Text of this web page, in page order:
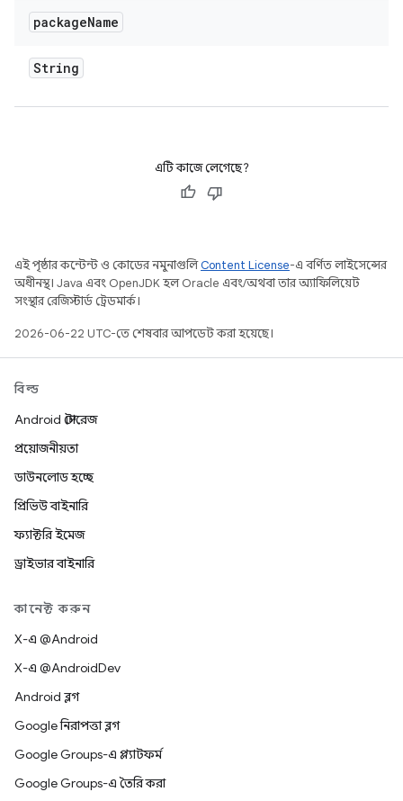
packageName
String
এটি কাজে লেগেছে?
এই পৃষ্ঠার কন্টেন্ট ও কোডের নমুনাগুলিContent License-এ বর্ণিত লাইসেন্সের
অধীনস্থ। Java এবং OpenJDK হল Oracle এবং/অথবা তার অ্যাফিলিয়েট
সংস্থার রেজিস্টার্ড ট্রেডমার্ক।
2026-06-22 UTC-তে শেষবার আপডেট করা হয়েছে।
বিল্ড
Android স্টোরেজ
প্রয়োজনীয়তা
ডাউনলোড হচ্ছে
প্রিভিউ বাইনারি
ফ্যাক্টরি ইমেজ
ড্রাইভার বাইনারি
কানেক্ট করুন
X-এ @Android
X-এ @AndroidDev
Android ব্লগ
Google নিরাপত্তা ব্লগ
Google Groups-এ প্ল্যাটফর্ম
Google Groups-এ তৈরি করা